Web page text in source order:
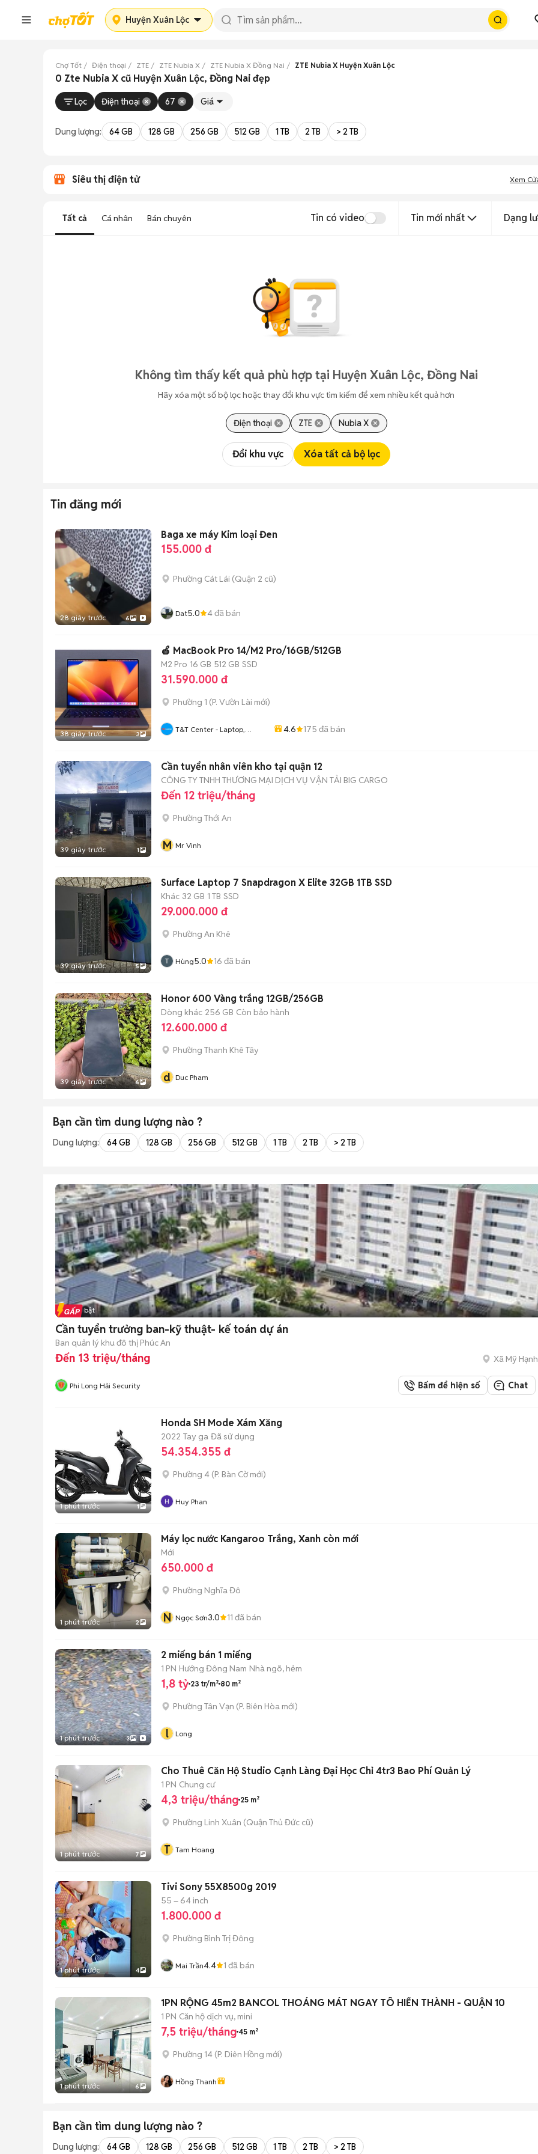
Huyện Xuân Lộc
Chợ Tốt Điện thoại ZTE ZTE Nubia X ZTE Nubia X Đồng Nai ZTE Nubia X Huyện Xuân Lộc
0 Zte Nubia X cũ Huyện Xuân Lộc, Đồng Nai đẹp
Lọc Điện thoại 67 Giá
Dung lượng: 64 GB 128 GB 256 GB 512 GB 1 TB 2 TB > 2 TB
Siêu thị điện tử Xem
Tất cả Cá nhân Bán chuyên Tin có video Tin mới nhất Dạng
Không tìm thấy kết quả phù hợp tại Huyện Xuân Lộc, Đồng Nai
Hãy xóa một số bộ lọc hoặc thay đổi khu vực tìm kiếm để xem nhiều kết quả hơn
Điện thoại ZTE Nubia X
Đổi khu vực Xóa tất cả bộ lọc
Tin đăng mới
28 giây trước 6
Baga xe máy Kim loại Đen
155.000 đ
Phường Cát Lái (Quận 2 cũ)
Dat5.0 4đã bán
38 giây trước 3
🍎 MacBook Pro 14/M2 Pro/16GB/512GB
M2 Pro 16 GB 512 GB SSD
31.590.000 đ
Phường 1 (P. Vườn Lài mới)
T&T Center - Laptop,
4.6 175 đã bán
39 giây trước 1
Cần tuyển nhân viên kho tại quận 12
CÔNG TY TNHH THƯƠNG MẠI DỊCH VỤ VẬN TẢI BIG CARGO
Đến 12 triệu/tháng
Phường Thới An
M Mr Vinh
39 giây trước 5
Surface Laptop 7 Snapdragon X Elite 32GB 1TB SSD
Khác 32 GB 1 TB SSD
29.000.000 đ
Phường An Khê
Hùng5.0 16 đã bán
39 giây trước 6
Honor 600 Vàng trắng 12GB/256GB
Dòng khác 256 GB Còn bảo hành
12.600.000 đ
Phường Thanh Khê Tây
d Duc Pham
Bạn cần tìm dung lượng nào ?
Dung lượng: 64 GB 128 GB 256 GB 512 GB 1 TB 2 TB > 2 TB
Tin nổi bật
Cần tuyển trưởng ban-kỹ thuật- kế toán dự án
Ban quản lý khu đô thị Phúc An
Đến 13 triệu/tháng Xã Mỹ
Phi Long Hải Security Bấm để hiện số Chat
1 phút trước 1
Honda SH Mode Xám Xăng
2022 Tay ga Đã sử dụng
54.354.355 đ
Phường 4 (P. Bàn Cờmới)
Huy Phan
1 phút trước 2
Máy lọc nước Kangaroo Trắng, Xanh còn mới
Mới
650.000 đ
Phường Nghĩa Đô
N Ngọc Sơn3.0 11 đã bán
1 phút trước 3
2 miếng bán 1 miếng
1 PN Hướng Đông Nam Nhà ngõ, hẻm
1,8 tỷ 23 tr/m² 80 m²
Phường Tân Vạn (P. Biên Hòa mới)
l Long
1 phút trước 7
Cho Thuê Căn Hộ Studio Cạnh Làng Đại Học Chỉ 4tr3 Bao Phí Quản Lý
1 PN Chung cư
4,3 triệu/tháng 25 m²
Phường Linh Xuân (Quận Thủ Đức cũ)
T Tam Hoang
1 phút trước 4
Tivi Sony 55X8500g 2019
55 – 64 inch
1.800.000 đ
Phường Bình Trị Đông
Mai Trần4.4 1 đã bán
1 phút trước 6
1PN RỘNG 45m2 BANCOL THOÁNG MÁT NGAY TÔ HIẾN THÀNH - QUẬN 10
1 PN Căn hộ dịch vụ, mini
7,5 triệu/tháng 45 m²
Phường 14 (P. Diên Hồng mới)
Hồng Thanh
Bạn cần tìm dung lượng nào ?
Dung lượng: 64 GB 128 GB 256 GB 512 GB 1 TB 2 TB > 2 TB